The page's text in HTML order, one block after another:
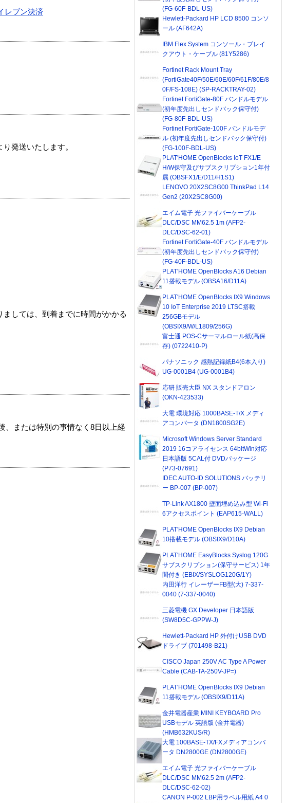
レブン決済
発送いたします。
しては、到着までに時間がかかる
、または特別の事情なく8日以上経
(FG-60F-BDL-US)
Hewlett-Packard HP LCD 8500 コンソ
ール (AF642A)
IBM Flex System コンソール・ブレイ
クアウト・ケーブル (81Y5286)
Fortinet Rack Mount Tray
(FortiGate40F/50E/60E/60F/61F/80E/8
0F/FS-108E) (SP-RACKTRAY-02)
Fortinet FortiGate-80F バンドルモデル
(初年度先出しセンドバック保守付)
(FG-80F-BDL-US)
Fortinet FortiGate-100F バンドルモデ
ル (初年度先出しセンドバック保守付)
(FG-100F-BDL-US)
PLAT'HOME OpenBlocks IoT FX1/E
H/W保守及びサブスクリプション1年付
属 (OBSFX1/E/D11/H1S1)
LENOVO 20X2SC8G00 ThinkPad L14
Gen2 (20X2SC8G00)
エイム電子 光ファイバーケーブル
DLC/DSC MM62.5 1m (AFP2-
DLC/DSC-62-01)
Fortinet FortiGate-40F バンドルモデル
(初年度先出しセンドバック保守付)
(FG-40F-BDL-US)
PLAT'HOME OpenBlocks A16 Debian
11搭載モデル (OBSA16/D11A)
PLAT'HOME OpenBlocks IX9 Windows
10 IoT Enterprise 2019 LTSC搭載
256GBモデル
(OBSIX9/W/L1809/256G)
富士通 POS-Cサーマルロール紙(高保
存) (0722410-P)
パナソニック 感熱記録紙B4(6本入り)
UG-0001B4 (UG-0001B4)
応研 販売大臣 NX スタンドアロン
(OKN-423533)
大電 環境対応 1000BASE-T/X メディ
アコンバータ (DN1800SG2E)
Microsoft Windows Server Standard
2019 16コアライセンス 64bitWin対応
日本語版 5CAL付 DVDパッケージ
(P73-07691)
IDEC AUTO-ID SOLUTIONS バッテリ
ー BP-007 (BP-007)
TP-Link AX1800 壁面埋め込み型 Wi-Fi
6アクセスポイント (EAP615-WALL)
PLAT'HOME OpenBlocks IX9 Debian
10搭載モデル (OBSIX9/D10A)
PLAT'HOME EasyBlocks Syslog 120G
サブスクリプション(保守サービス) 1年
間付き (EBIX/SYSLOG120G/1Y)
内田洋行 イレーザーFB型(大) 7-337-
0040 (7-337-0040)
三菱電機 GX Developer 日本語版
(SW8D5C-GPPW-J)
Hewlett-Packard HP 外付けUSB DVD
ドライブ (701498-B21)
CISCO Japan 250V AC Type A Power
Cable (CAB-TA-250V-JP=)
PLAT'HOME OpenBlocks IX9 Debian
11搭載モデル (OBSIX9/D11A)
金井電器産業 MINI KEYBOARD Pro
USBモデル 英語版 (金井電器)
(HMB632KUS/R)
大電 100BASE-TX/FXメディアコンバ
ータ DN2800GE (DN2800GE)
エイム電子 光ファイバーケーブル
DLC/DSC MM62.5 2m (AFP2-
DLC/DSC-62-02)
CANON P-002 LBP用ラベル用紙 A4 0